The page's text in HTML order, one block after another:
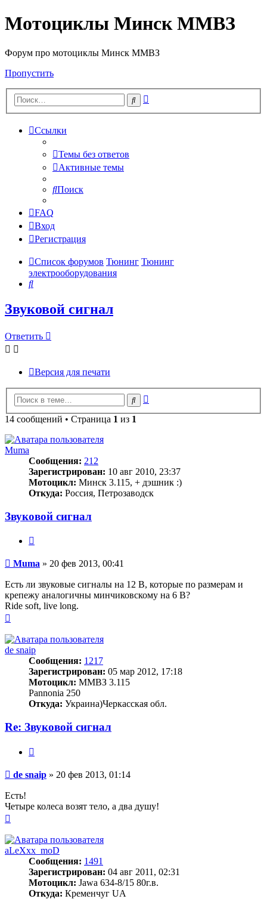
Мотоциклы Минск ММВЗ
Форум про мотоциклы Минск ММВЗ
Пропустить
Поиск
Ссылки
Темы без ответов
Активные темы
Поиск
FAQ
Вход
Регистрация
Список форумов Тюнинг Тюнинг
электрооборудования
Поиск
Звуковой сигнал
Ответить
Версия для печати
Поиск
14 сообщений • Страница 1 из 1
Muma
Сообщения: 212
Зарегистрирован: 10 авг 2010, 23:37
Мотоцикл: Минск 3.115, + дэшник :)
Откуда: Россия, Петрозаводск
Звуковой сигнал
Сообщение
Muma » 20 фев 2013, 00:41
Есть ли звуковые сигналы на 12 В, которые по размерам и
крепежу аналогичны минчиковскому на 6 В?
Ride soft, live long.
началу
de snaip
Сообщения: 1217
Зарегистрирован: 05 мар 2012, 17:18
Мотоцикл: ММВЗ 3.115
Pannonia 250
Откуда: Украина)Черкасская обл.
Re: Звуковой сигнал
Сообщение
de snaip » 20 фев 2013, 01:14
Есть!
Четыре колеса возят тело, а два душу!
началу
aLeXxx_moD
Сообщения: 1491
Зарегистрирован: 04 авг 2011, 02:31
Мотоцикл: Jawa 634-8/15 80г.в.
Откуда: Кременчуг UA